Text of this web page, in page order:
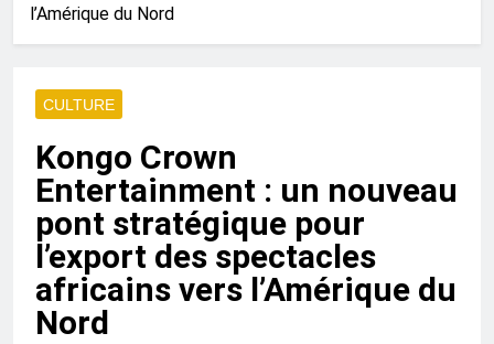
l’Amérique du Nord
CULTURE
Kongo Crown
Entertainment : un nouveau
pont stratégique pour
l’export des spectacles
africains vers l’Amérique du
Nord